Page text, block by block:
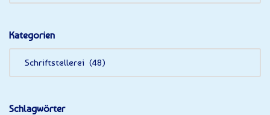
Kategorien
Schlagwörter